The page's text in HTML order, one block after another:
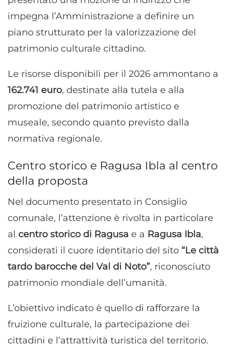
impegna l’Amministrazione a definire un
piano strutturato per la valorizzazione del
patrimonio culturale cittadino.
Le risorse disponibili per il 2026 ammontano a
162.741 euro, destinate alla tutela e alla
promozione del patrimonio artistico e
museale, secondo quanto previsto dalla
normativa regionale.
Centro storico e Ragusa Ibla al centro
della proposta
Nel documento presentato in Consiglio
comunale, l’attenzione è rivolta in particolare
al centro storico di Ragusa e a Ragusa Ibla,
considerati il cuore identitario del sito “Le città
tardo barocche del Val di Noto”, riconosciuto
patrimonio mondiale dell’umanità.
L’obiettivo indicato è quello di rafforzare la
fruizione culturale, la partecipazione dei
cittadini e l’attrattività turistica del territorio.